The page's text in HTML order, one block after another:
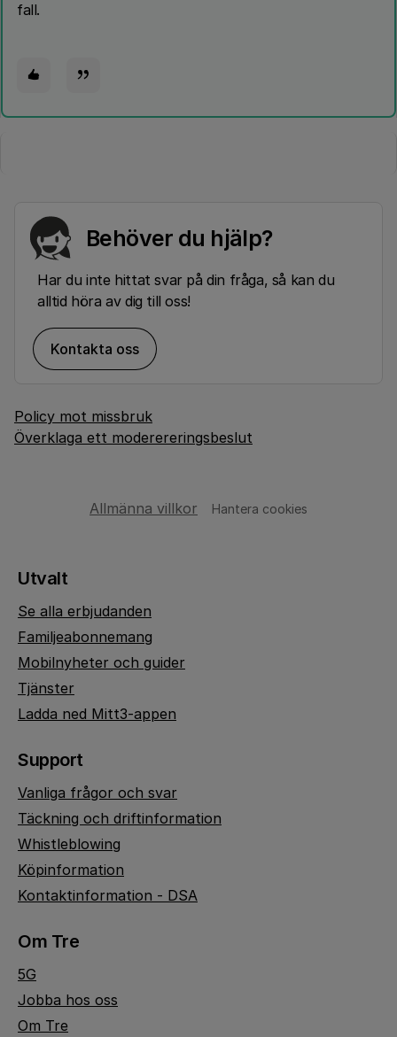
fall.
Behöver du hjälp?
Har du inte hittat svar på din fråga, så kan du
alltid höra av dig till oss!
Kontakta oss
Policy mot missbruk
Överklaga ett moderereringsbeslut
Allmänna villkor Hantera cookies
Utvalt
Se alla erbjudanden
Familjeabonnemang
Mobilnyheter och guider
Tjänster
Ladda ned Mitt3-appen
Support
Vanliga frågor och svar
Täckning och driftinformation
Whistleblowing
Köpinformation
Kontaktinformation - DSA
Om Tre
5G
Jobba hos oss
Om Tre